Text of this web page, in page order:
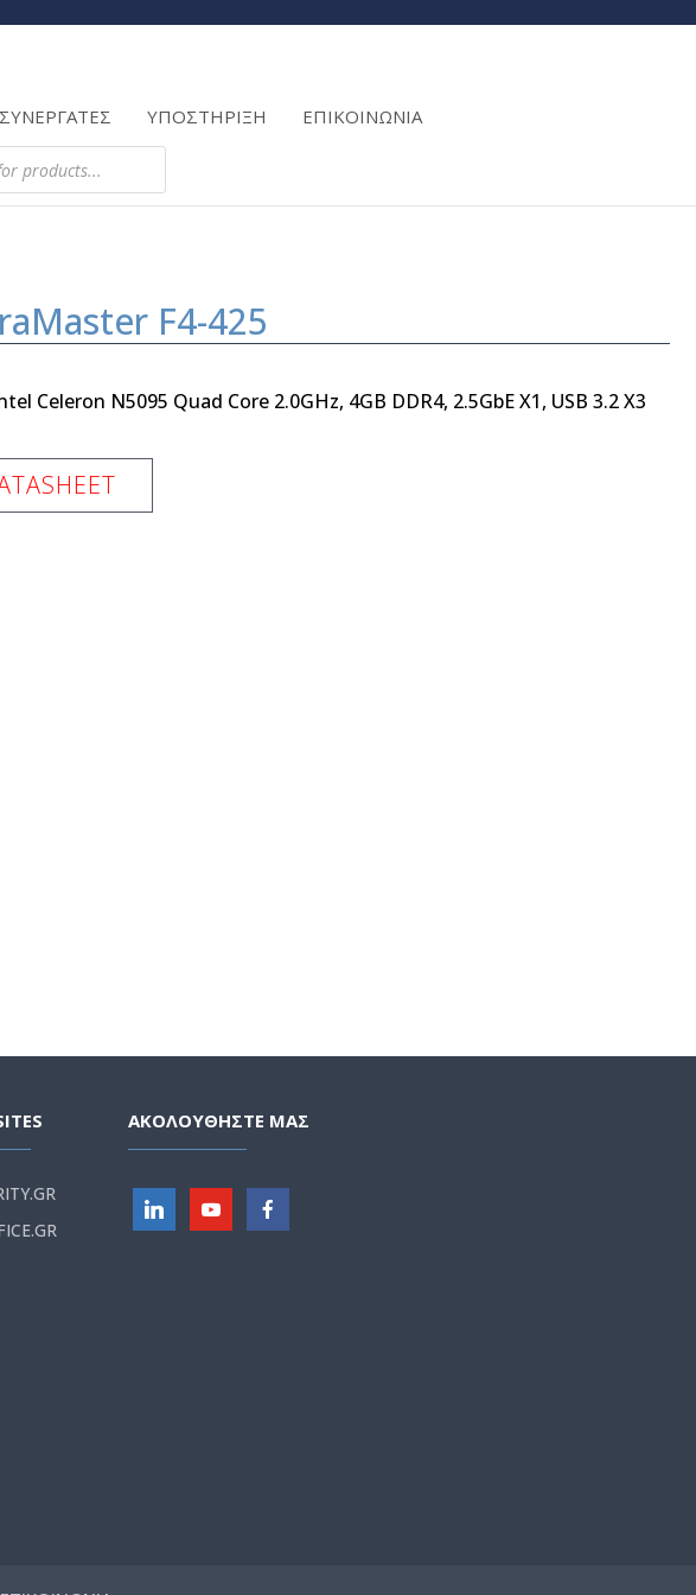
ΣΥΝΕΡΓΑΤΕΣ ΥΠΟΣΤΗΡΙΞΗ ΕΠΙΚΟΙΝΩΝΙΑ
Products
F4-425
Celeron N5095 Quad Core 2.0GHz, 4GB DDR4, 2.5GbE X1, USB 3.2 X3
ΑΚΟΛΟΥΘΗΣΤΕ ΜΑΣ